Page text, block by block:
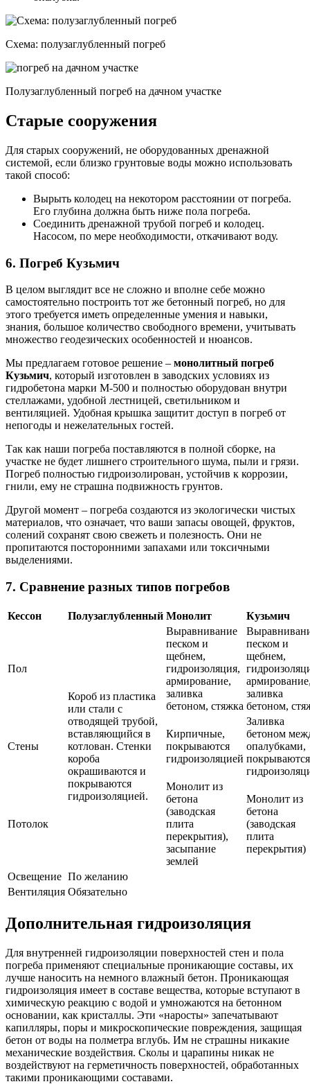
Схема: полузаглубленный погреб
Полузаглубленный погреб на дачном участке
Старые сооружения
Для старых сооружений, не оборудованных дренажной
системой, если близко грунтовые воды можно использовать
такой способ:
Вырыть колодец на некотором расстоянии от погреба.
Его глубина должна быть ниже пола погреба.
Соединить дренажной трубой погреб и колодец.
Насосом, по мере необходимости, откачивают воду.
6. Погреб Кузьмич
В целом выглядит все не сложно и вполне себе можно
самостоятельно построить тот же бетонный погреб, но для
этого требуется иметь определенные умения и навыки,
знания, большое количество свободного времени, учитывать
множество геодезических особенностей и нюансов.
Мы предлагаем готовое решение – монолитный погреб
Кузьмич, который изготовлен в заводских условиях из
гидробетона марки М-500 и полностью оборудован внутри
стеллажами, удобной лестницей, светильником и
вентиляцией. Удобная крышка защитит доступ в погреб от
непогоды и нежелательных гостей.
Так как наши погреба поставляются в полной сборке, на
участке не будет лишнего строительного шума, пыли и грязи.
Погреб полностью гидроизолирован, устойчив к коррозии,
гнили, ему не страшна подвижность грунтов.
Другой момент – погреба создаются из экологически чистых
материалов, что означает, что ваши запасы овощей, фруктов,
солений сохранят свою свежеть и полезность. Они не
пропитаются посторонними запахами или токсичными
выделениями.
7. Сравнение разных типов погребов
Кессон Полузаглубленный Монолит Кузьмич
Пол
Короб из пластика
или стали с
отводящей трубой,
вставляющийся в
котлован. Стенки
короба
окрашиваются и
покрываются
гидроизоляцией.
Выравнивание
песком и
щебнем,
гидроизоляция,
армирование,
заливка
бетоном, стяжка
песком и
щебнем,
заливка
бетоном,
Стены
Кирпичные,
покрываются
гидроизоляцией
Заливка
бетоном
опалубками,
покрываются
Потолок
Монолит из
бетона
(заводская
плита
перекрытия),
засыпание
землей
Монолит из
бетона
(заводская
плита
перекрытия)
Освещение По желанию
Вентиляция Обязательно
Дополнительная гидроизоляция
Для внутренней гидроизоляции поверхностей стен и пола
погреба применяют специальные проникающие составы, их
лучше наносить на немного влажный бетон. Проникающая
гидроизоляция имеет в составе вещества, которые вступают в
химическую реакцию с водой и умножаются на бетонном
основании, как кристаллы. Эти «наросты» запечатывают
капилляры, поры и микроскопические повреждения, защищая
бетон от воды на полметра вглубь. Им не страшны никакие
механические воздействия. Сколы и царапины никак не
воздействуют на герметичность поверхностей, обработанных
такими проникающими составами.